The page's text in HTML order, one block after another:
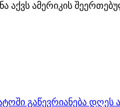
აქვს ამერიკის
გაწევრიანება